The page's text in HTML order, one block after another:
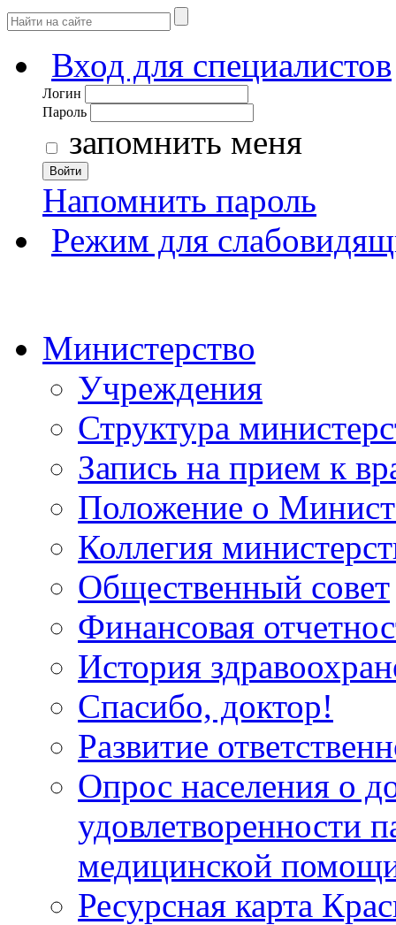
Вход для специалистов
Логин
Пароль
запомнить меня
Войти
Напомнить пароль
Режим для
Министерство
Учреждения
Структура
Запись на прием к
Положение о
Коллегия
Общественный совет
Финансовая
История
Спасибо, доктор!
Развитие
Опрос населения о
удовлетворенности
медицинской
Ресурсная карта